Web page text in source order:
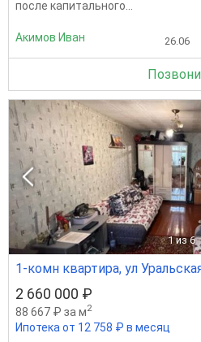
после капитального...
Акимов Иван 26.06
1 из 6
1-комн квартира, ул
2 660 000 ₽
88 667 ₽ за м2
Ипотека от 12 758 ₽ в месяц